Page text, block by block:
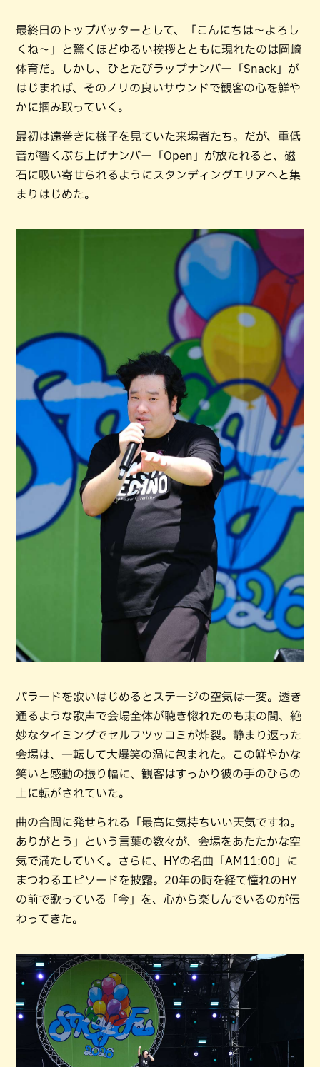
最終日のトップバッターとして、「こんにちは〜よろし
くね〜」と驚くほどゆるい挨拶とともに現れたのは岡崎
体育だ。しかし、ひとたびラップナンバー「Snack」が
はじまれば、そのノリの良いサウンドで観客の心を鮮や
かに掴み取っていく。
最初は遠巻きに様子を見ていた来場者たち。だが、重低
音が響くぶち上げナンバー「Open」が放たれると、磁
石に吸い寄せられるようにスタンディングエリアへと集
まりはじめた。
バラードを歌いはじめるとステージの空気は一変。透き
通るような歌声で会場全体が聴き惚れたのも束の間、絶
妙なタイミングでセルフツッコミが炸裂。静まり返った
会場は、一転して大爆笑の渦に包まれた。この鮮やかな
笑いと感動の振り幅に、観客はすっかり彼の手のひらの
上に転がされていた。
曲の合間に発せられる「最高に気持ちいい天気ですね。
ありがとう」という言葉の数々が、会場をあたたかな空
気で満たしていく。さらに、HYの名曲「AM11:00」に
まつわるエピソードを披露。20年の時を経て憧れのHY
の前で歌っている「今」を、心から楽しんでいるのが伝
わってきた。